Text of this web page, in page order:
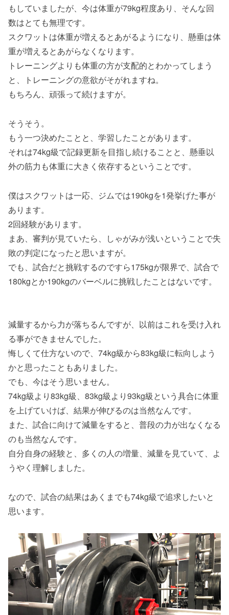
もしていましたが、今は体重が79kg程度あり、そんな回
数はとても無理です。
スクワットは体重が増えるとあがるようになり、懸垂は体
重が増えるとあがらなくなります。
トレーニングよりも体重の方が支配的とわかってしまう
と、トレーニングの意欲がそがれますね。
もちろん、頑張って続けますが。
そうそう。
もう一つ決めたことと、学習したことがあります。
それは74kg級で記録更新を目指し続けることと、懸垂以
外の筋力も体重に大きく依存するということです。
僕はスクワットは一応、ジムでは190kgを1発挙げた事が
あります。
2回経験があります。
まあ、審判が見ていたら、しゃがみが浅いということで失
敗の判定になったと思いますが。
でも、試合だと挑戦するのですら175kgが限界で、試合で
180kgとか190kgのバーベルに挑戦したことはないです。
減量するから力が落ちるんですが、以前はこれを受け入れ
る事ができませんでした。
悔しくて仕方ないので、74kg級から83kg級に転向しよう
かと思ったこともありました。
でも、今はそう思いません。
74kg級より83kg級、83kg級より93kg級という具合に体重
を上げていけば、結果が伸びるのは当然なんです。
また、試合に向けて減量をすると、普段の力が出なくなる
のも当然なんです。
自分自身の経験と、多くの人の増量、減量を見ていて、よ
うやく理解しました。
なので、試合の結果はあくまでも74kg級で追求したいと
思います。